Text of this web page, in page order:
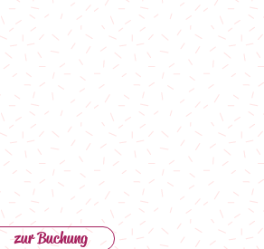
zur Buchung